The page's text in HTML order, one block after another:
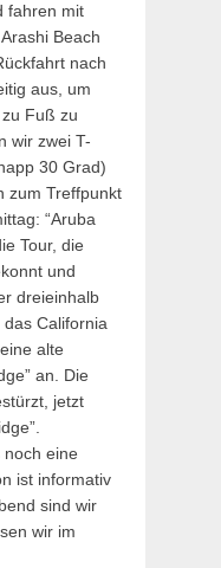
fahren mit
Beach
nach
aus, um
Fuß zu
wir zwei T-
30 Grad)
zum Treffpunkt
“Aruba
Tour, die
und
dreieinhalb
California
alte
an. Die
jetzt
eine
ist informativ
sind wir
wir im